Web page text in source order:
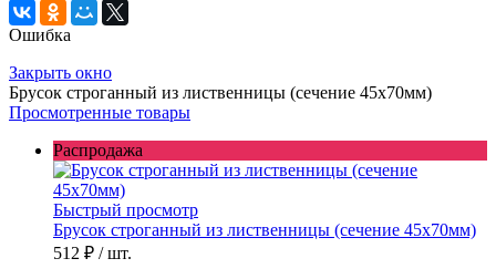
Ошибка
Закрыть окно
Брусок строганный из лиственницы (сечение 45x70мм)
Просмотренные товары
Распродажа
Быстрый просмотр
Брусок строганный из лиственницы (сечение 45x70мм)
512 ₽ / шт.